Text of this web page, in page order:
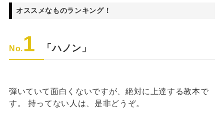
オススメなものランキング！
No.1 「ハノン」
弾いていて面白くないですが、絶対に上達する教本で
す。 持ってない人は、是非どうぞ。